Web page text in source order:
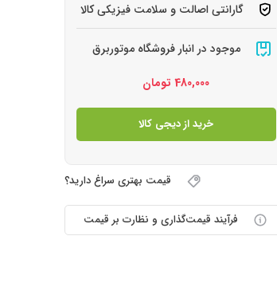
گارانتی اصالت و سلامت فیزیکی کالا
موجود در انبار فروشگاه موتوربرق
480,000 تومان
خرید از دیجی کالا
قیمت بهتری سراغ دارید؟
فرآیند قیمت‌گذاری و نظارت بر قیمت